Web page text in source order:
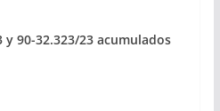
y 90-32.323/23 acumulados